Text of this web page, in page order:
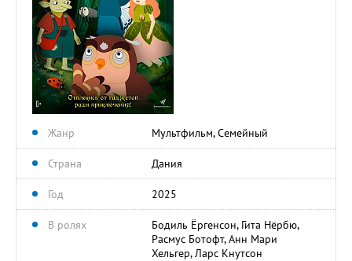
Жанр Мультфильм, Семейный
Страна Дания
Год 2025
В ролях
Бодиль Ёргенсон, Гита Нёрбю,
Расмус Ботофт, Анн Мари
Хельгер, Ларс Кнутсон